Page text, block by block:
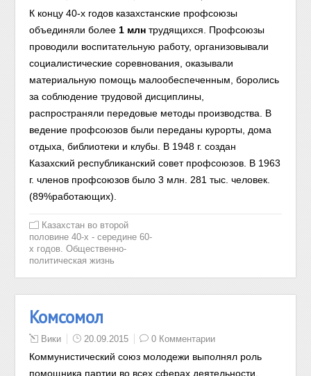
К концу 40-х годов казахстанские профсоюзы
объединяли более 1 млнтрудящихся. Профсоюзы
проводили воспитательную работу, организовывали
социалистические соревнования, оказывали
материальную помощь малообеспеченным, боролись
за соблюдение трудовой дисциплины,
распространяли передовые методы производства. В
ведение профсоюзов были переданы курорты, дома
отдыха, библиотеки и клубы. В 1948 г. создан
Казахский республиканский совет профсоюзов. В 1963
г. членов профсоюзов было 3 млн. 281 тыс. человек.
(89%работающих).
Казахстан во второй
половине 40-х - середине 60-
х годов. Общественно-
политическая жизнь
Комсомол
Вики 20.09.2015 0 Комментарии
Коммунистический союз молодежи выполнял роль
помощника партии во всех сферах деятельности,